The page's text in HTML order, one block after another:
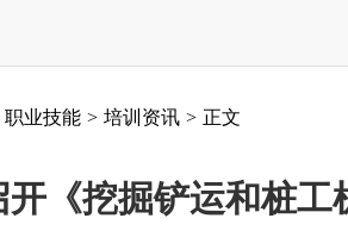
职业技能 > 培训资讯 > 正文
《挖掘铲运和桩